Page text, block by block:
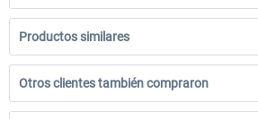
Productos similares
Otros clientes también compraron